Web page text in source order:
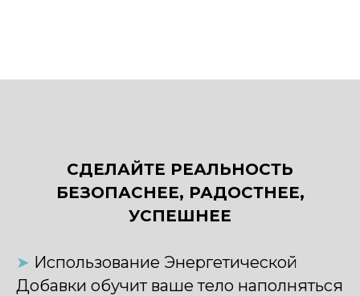
СДЕЛАЙТЕ РЕАЛЬНОСТЬ
БЕЗОПАСНЕЕ, РАДОСТНЕЕ,
УСПЕШНЕЕ
➤ Использование Энергетической
Добавки обучит ваше тело наполняться